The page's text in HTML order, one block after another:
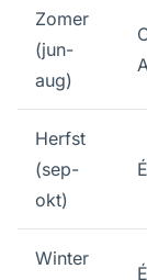
Zomer
(jun-
aug)
Herfst
(sep-
okt)
Winter